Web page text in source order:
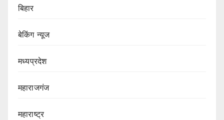
बिहार
बेकिंग न्यूज
मध्यप्रदेश
महाराजगंज
महाराष्ट्र